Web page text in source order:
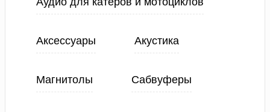
Аксессуары Акустика
Магнитолы Сабвуферы